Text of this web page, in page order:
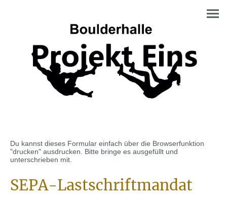
Du kannst dieses Formular einfach über die Browserfunktion
"drucken" ausdrucken. Bitte bringe es ausgefüllt und
unterschrieben mit.
SEPA-Lastschriftmandat